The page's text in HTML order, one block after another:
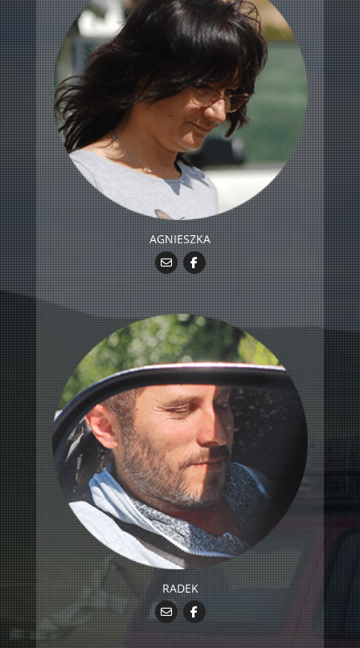
AGNIESZKA
RADEK